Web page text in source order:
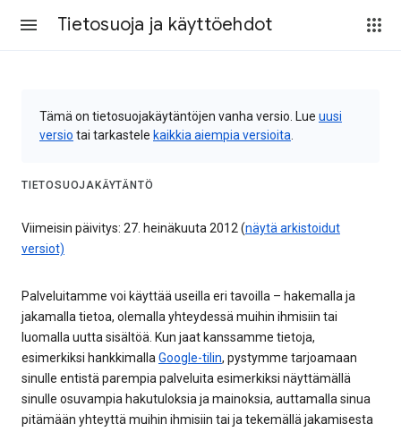
Tietosuoja ja käyttöehdot
Tämä on tietosuojakäytäntöjen vanha versio. Lue uusi
versio tai tarkastele kaikkia aiempia versioita
TIETOSUOJAKÄYTÄNTÖ
Viimeisin päivitys: 27. heinäkuuta 2012 (näytä arkistoidut
versiot)
Palveluitamme voi käyttää useilla eri tavoilla – hakemalla ja
jakamalla tietoa, olemalla yhteydessä muihin ihmisiin tai
luomalla uutta sisältöä. Kun jaat kanssamme tietoja,
esimerkiksi hankkimallaGoogle-tilin, pystymme tarjoamaan
sinulle entistä parempia palveluita esimerkiksi näyttämällä
sinulle osuvampia hakutuloksia ja mainoksia, auttamalla sinua
pitämään yhteyttä muihin ihmisiin tai ja tekemällä jakamisesta